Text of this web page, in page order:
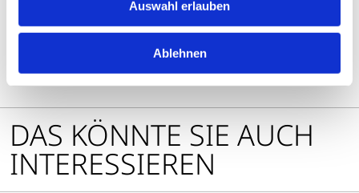
Auswahl erlauben
Ablehnen
Zur Übersicht
DAS KÖNNTE SIE AUCH
INTERESSIEREN